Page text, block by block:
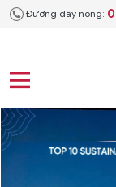
Đường dây nóng: